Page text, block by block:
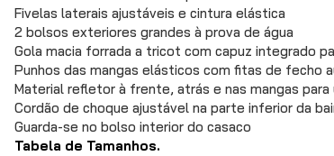
Fivelas laterais ajustáveis e cintura elástica
2 bolsos exteriores grandes à prova de água
Gola macia forrada a tricot com capuz integrado
Punhos das mangas elásticos com fitas de fecho
Material refletor à frente, atrás e nas mangas
Cordão de choque ajustável na parte inferior da
Guarda-se no bolso interior do casaco
Tabela de Tamanhos.